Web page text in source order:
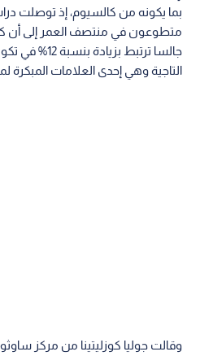
بما يكونه من كالسيوم، إذ توصلت
متطوعون في منتصف العمر إلى أن
جالسا ترتبط
التاجية وهي إحدى العلامات المبكرة
وقالت جوليا كوزليتينا من مركز